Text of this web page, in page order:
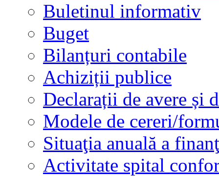
Buletinul informativ
Buget
Bilanțuri contabile
Achiziții publice
Declarații de avere și
Modele de cereri/
Situaţia anuală a
Activitate spital